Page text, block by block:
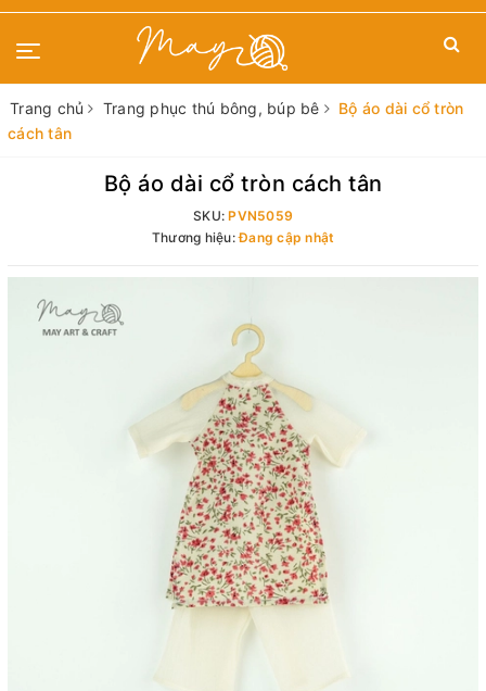
Trang chủ Trang phục thú bông, búp bê
Bộ áo dài cổ tròn
cách tân
Bộ áo dài cổ tròn cách tân
SKU:PVN5059
Thương hiệu:Đang cập nhật